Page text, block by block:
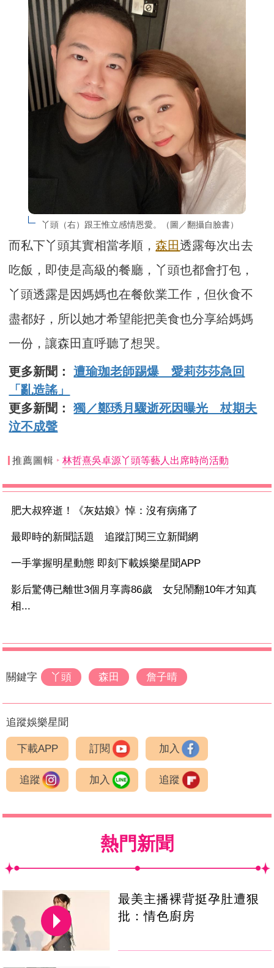
丫頭（右）跟王惟立感情恩愛。（圖／翻攝自臉書）
而私下丫頭其實相當孝順，森田透露每次出去
吃飯，即使是高級的餐廳，丫頭也都會打包，
丫頭透露是因媽媽也在餐飲業工作，但伙食不
盡都好，所以她才希望能把美食也分享給媽媽
一份，讓森田直呼聽了想哭。
更多新聞：遭瑜珈老師踢爆 愛莉莎莎急回
「亂造謠」
更多新聞：獨／鄭琇月驟逝死因曝光 杖期夫
泣不成聲
推薦圖輯 林哲熹吳卓源丫頭等藝人出席時尚活動
肥大叔猝逝！《灰姑娘》悼：沒有病痛了
最即時的新聞話題 追蹤訂閱三立新聞網
一手掌握明星動態 即刻下載娛樂星聞APP
影后驚傳已離世3個月享壽86歲 女兒鬧翻10年才知真
相...
關鍵字 丫頭 森田 詹子晴
追蹤娛樂星聞
下載APP 訂閱 加入
追蹤 加入 追蹤
熱門新聞
最美主播裸背挺孕肚遭狠
批：情色廚房